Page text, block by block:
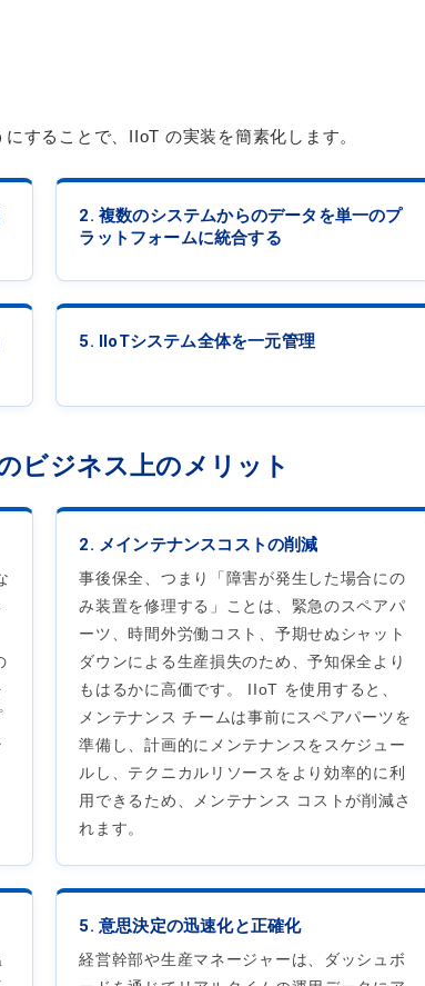
することで、IIoT の実装を簡素化します。
2. 複数のシステムからのデータを単一のプ
ラットフォームに統合する
5. IIoTシステム全体を一元管理
ビジネス上のメリット
2. メインテナンスコストの削減
事後保全、つまり「障害が発生した場合にの
み装置を修理する」ことは、緊急のスペアパ
ーツ、時間外労働コスト、予期せぬシャット
ダウンによる生産損失のため、予知保全より
もはるかに高価です。 IIoT を使用すると、
メンテナンス チームは事前にスペアパーツを
準備し、計画的にメンテナンスをスケジュー
ルし、テクニカルリソースをより効率的に利
用できるため、メンテナンス コストが削減さ
れます。
5. 意思決定の迅速化と正確化
経営幹部や生産マネージャーは、ダッシュボ